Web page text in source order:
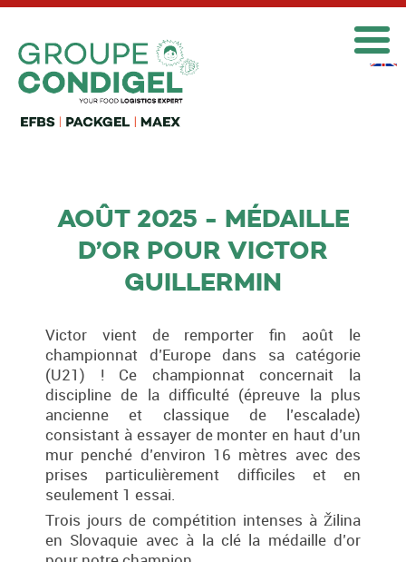

AOÛT 2025 - MÉDAILLE
D’OR POUR VICTOR
GUILLERMIN
Victor vient de remporter fin août le
championnat d’Europe dans sa catégorie
(U21) ! Ce championnat concernait la
discipline de la difficulté (épreuve la plus
ancienne et classique de l’escalade)
consistant à essayer de monter en haut d’un
mur penché d’environ 16 mètres avec des
prises particulièrement difficiles et en
seulement 1 essai.
Trois jours de compétition intenses à Žilina
en Slovaquie avec à la clé la médaille d’or